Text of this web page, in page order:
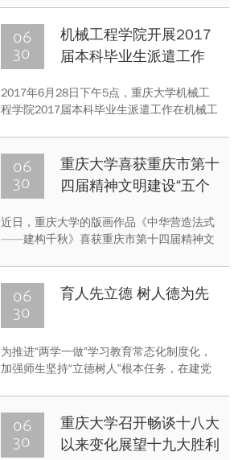
四个党支部在6月29日下午开展了参观学
习、诗歌朗诵、重温入党誓词、绿色校园行
等形式多样的特色活动。
06
30
机械工程学院开展2017
届本科毕业生派遣工作
2017年6月28日下午5点，重庆大学机械工
程学院2017届本科毕业生派遣工作在机械工
陈晓慧、樊玮，党务秘书李雪梅，学办主任
杨联星，院办主任冯文军等亲临现场指导工
作。
06
30
重庆大学喜获重庆市第十
四届精神文明建设“五个
近日，重庆大学的版画作品《中华营造法式
——建构千秋》喜获重庆市第十四届精神文
06
30
育人先立德 树人德为先
为推进“两学一做”学习教育常态化制度化，
加强师生坚持“立德树人”根本任务，在建党
部书记代表前往重庆大学档案馆参观了“立德
树人”展览，进一步提升师生爱岗敬业、勤学
精进的务实精神。
06
30
重庆大学召开畅谈十八大
以来变化展望十九大胜利